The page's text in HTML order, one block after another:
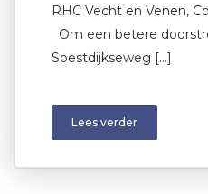
RHC Vecht en Venen,
Om een betere
Soestdijkseweg […]
Lees verder